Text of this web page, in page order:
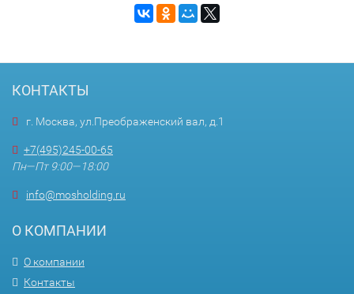
КОНТАКТЫ
г. Москва, ул.Преображенский вал, д.1
+7(495)245-00-65
Пн—Пт 9:00—18:00
info@mosholding.ru
О КОМПАНИИ
О компании
Контакты